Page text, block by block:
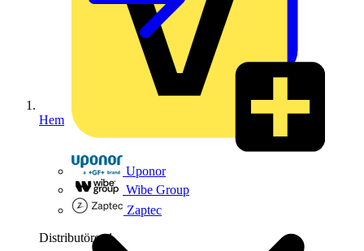
Uponor
Wibe Group
Zaptec
Distributörer 1
Hem